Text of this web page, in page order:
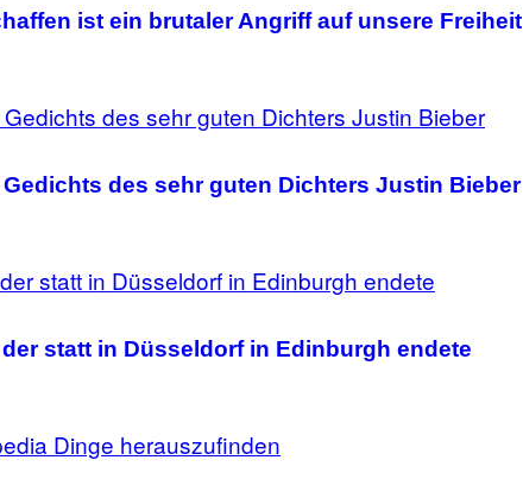
ist ein brutaler Angriff auf unsere Freiheit
des sehr guten Dichters Justin Bieber
statt in Düsseldorf in Edinburgh endete